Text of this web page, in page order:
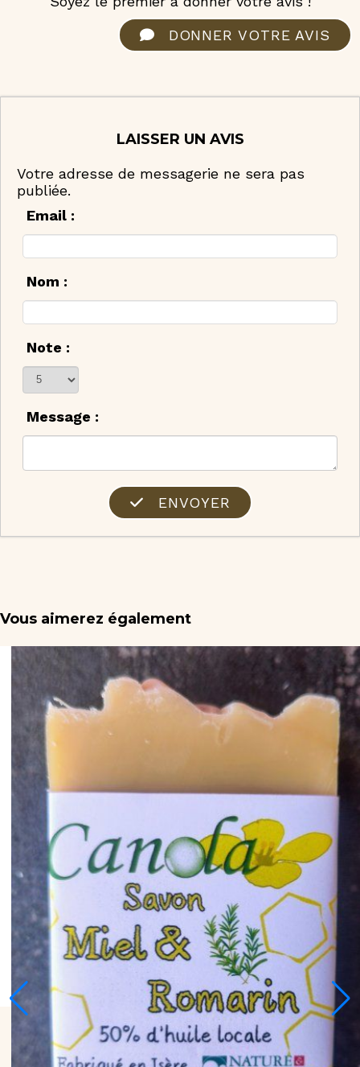
DONNER VOTRE AVIS
LAISSER UN AVIS
Votre adresse de messagerie ne sera pas
publiée.
Email :
Nom :
Note :
Message :
ENVOYER
Vous aimerez également